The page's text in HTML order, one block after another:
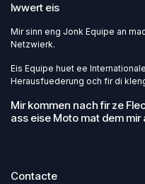
Iwwert eis
Mir sinn eng Jonk Equipe an
Netzwierk.
Eis Equipe huet ee
Herausfuederung och fir di
Mir kommen nach fir ze
ass eise Moto mat dem
Contacte